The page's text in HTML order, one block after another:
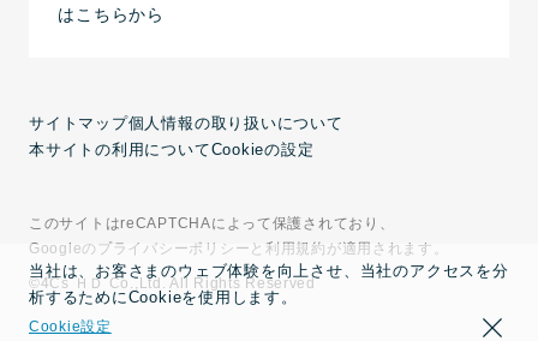
当社は、お客さまのウェブ体験を向上させ、当社のアクセスを分
析するためにCookieを使用します。
Cookie設定
サイトマップ個人情報の取り扱いについて
本サイトの利用についてCookieの設定
はこちらから
このサイトはreCAPTCHAによって保護されており、
Googleのプライバシーポリシーと利用規約が適用されます。
©4Cs ＨＤ Co.,Ltd. All Rights Reserved